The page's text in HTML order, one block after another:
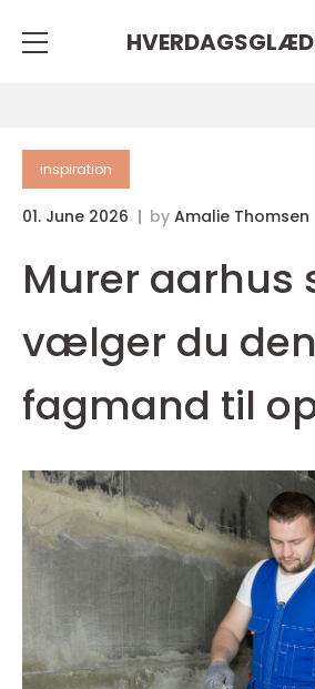
inspiration
01. June 2026 by Amalie Thomsen
Murer aarhus
vælger du
fagmand til